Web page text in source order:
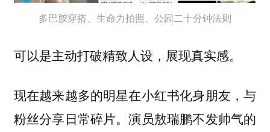
多巴胺穿搭、生命力拍照、公园二十分钟法则
可以是主动打破精致人设，展现真实感。
现在越来越多的明星在小红书化身朋友，与
粉丝分享日常碎片。演员敖瑞鹏不发帅气的